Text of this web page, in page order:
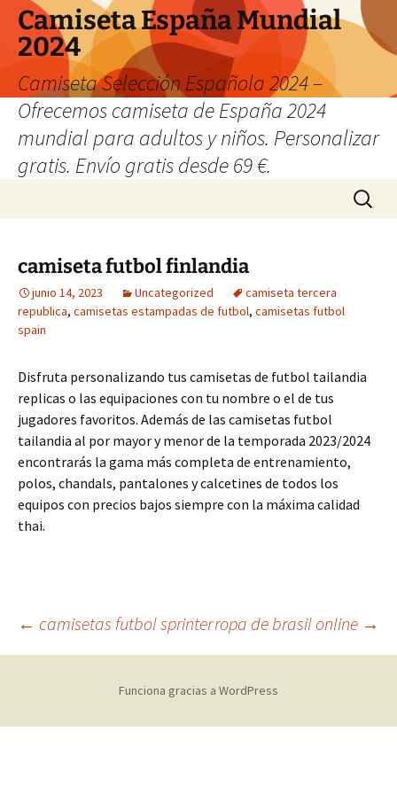
Camiseta España Mundial
2024
Camiseta Selección Española 2024 –
Ofrecemos camiseta de España 2024
mundial para adultos y niños. Personalizar
gratis. Envío gratis desde 69 €.
Buscar:
camiseta futbol finlandia
junio 14, 2023 Uncategorized
camiseta tercera
republica, camisetas estampadas de futbol, camisetas futbol
spain
Disfruta personalizando tus camisetas de futbol tailandia
replicas o las equipaciones con tu nombre o el de tus
jugadores favoritos. Además de las camisetas futbol
tailandia al por mayor y menor de la temporada 2023/2024
encontrarás la gama más completa de entrenamiento,
polos, chandals, pantalones y calcetines de todos los
equipos con precios bajos siempre con la máxima calidad
thai.
Navegación
← camisetas futbol sprinterropa de brasil online →
Funciona gracias a WordPress